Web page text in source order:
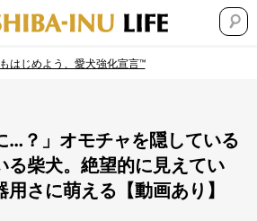
はじめよう、愛犬強化宣言™
…？」オモチャを隠している
る柴犬。絶望的に見えてい
用さに萌える【動画あり】